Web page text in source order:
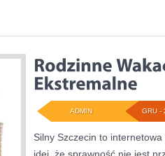
GRU -
ADMIN
Silny Szczecin to